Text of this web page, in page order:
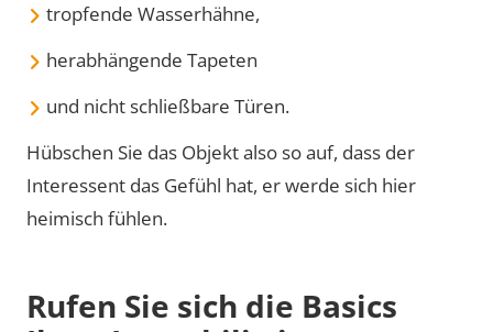
tropfende Wasserhähne,
herabhängende Tapeten
und nicht schließbare Türen.
Hübschen Sie das Objekt also so auf, dass der
Interessent das Gefühl hat, er werde sich hier
heimisch fühlen.
Rufen Sie sich die Basics